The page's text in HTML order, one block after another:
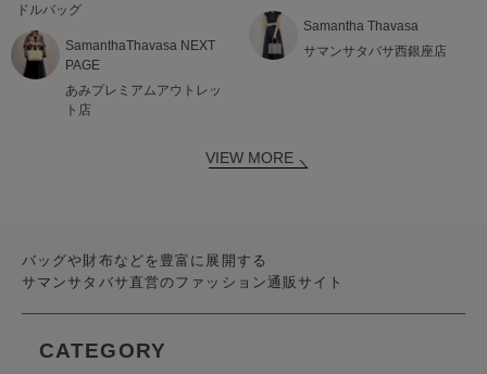
ドルバッグ
SamanthaThavasa NEXT
PAGE
あみプレミアムアウトレッ
ト店
Samantha Thavasa
サマンサタバサ西銀座店
VIEW MORE
バッグや財布などを豊富に展開する
サマンサタバサ直営のファッション通販サイト
CATEGORY